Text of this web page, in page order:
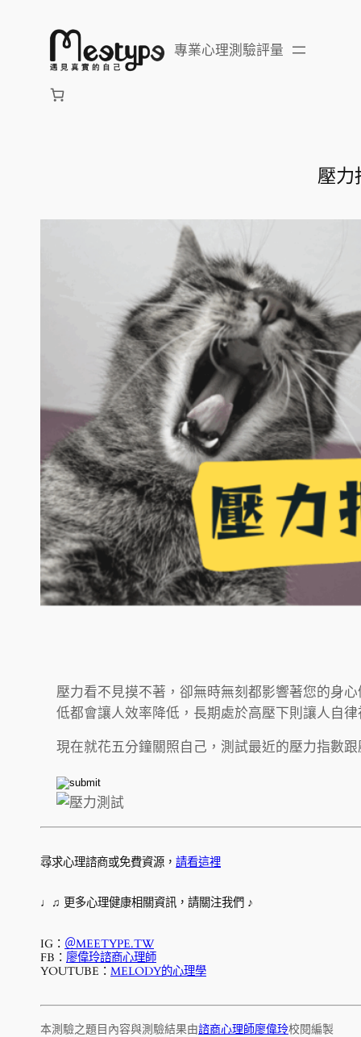
專業心理測驗評量
壓力
壓力看不見摸不著，卻無時無刻都影響著您的身
低都會讓人效率降低，長期處於高壓下則讓人自
現在就花五分鐘關照自己，測試最近的壓力指數
尋求心理諮商或免費資源， 請看這裡
♩♫ 更多心理健康相關資訊，請關注我們 ♪
IG： ＠MEETYPE.TW
FB： 廖偉玲諮商心理師
YOUTUBE： MELODY的心理學
本測驗之題目內容與測驗結果由諮商心理師廖偉玲校閱編製